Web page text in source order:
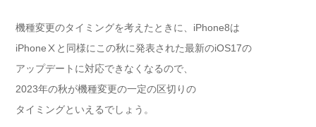
機種変更のタイミングを考えたときに、iPhone8は
iPhoneⅩと同様にこの秋に発表された最新のiOS17の
アップデートに対応できなくなるので、
2023年の秋が機種変更の一定の区切りの
タイミングといえるでしょう。